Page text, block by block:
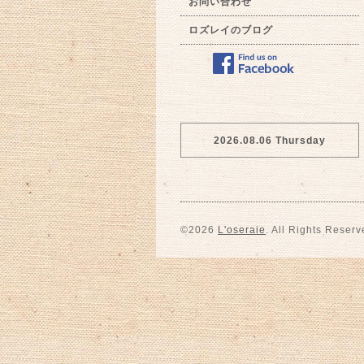
ロズレイのブログ
2026.08.06 Thursday
©2026 L'oseraie . All Rights